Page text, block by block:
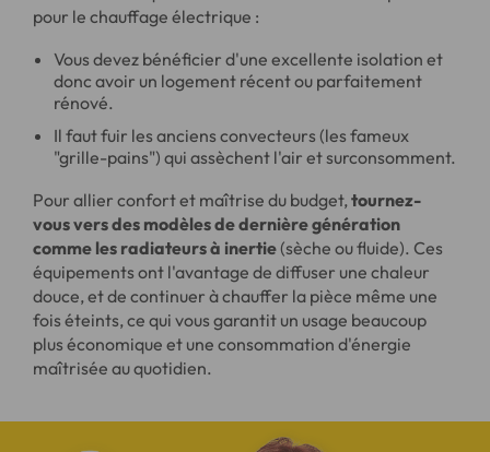
pour le chauffage électrique :
Vous devez bénéficier d'une excellente isolation et
donc avoir un logement récent ou parfaitement
rénové.
Il faut fuir les anciens convecteurs (les fameux
"grille-pains") qui assèchent l'air et surconsomment.
Pour allier confort et maîtrise du budget,tournez-
vous vers des modèles de dernière génération
comme les radiateurs à inertie(sèche ou fluide). Ces
équipements ont l'avantage de diffuser une chaleur
douce, et de continuer à chauffer la pièce même une
fois éteints, ce qui vous garantit un usage beaucoup
plus économique et une consommation d'énergie
maîtrisée au quotidien.